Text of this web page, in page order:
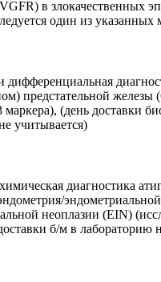
в злокачественных
один из указанных
дифференциальная
предстательной
маркера), (день доставки
учитывается)
диагностика
эндометриальной
неоплазии (EIN)
б/м в лабораторию